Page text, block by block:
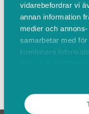
vidarebefordrar vi
annan information
medier och
samarbetar med
kombinera
Leverantörer
Sortera på